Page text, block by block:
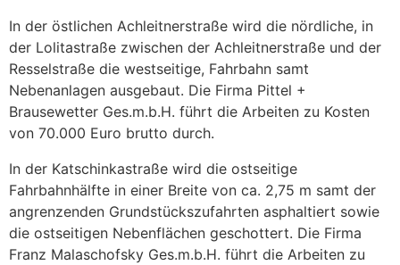
In der östlichen Achleitnerstraße wird die nördliche, in
der Lolitastraße zwischen der Achleitnerstraße und der
Resselstraße die westseitige, Fahrbahn samt
Nebenanlagen ausgebaut. Die Firma Pittel +
Brausewetter Ges.m.b.H. führt die Arbeiten zu Kosten
von 70.000 Euro brutto durch.
In der Katschinkastraße wird die ostseitige
Fahrbahnhälfte in einer Breite von ca. 2,75 m samt der
angrenzenden Grundstückszufahrten asphaltiert sowie
die ostseitigen Nebenflächen geschottert. Die Firma
Franz Malaschofsky Ges.m.b.H. führt die Arbeiten zu